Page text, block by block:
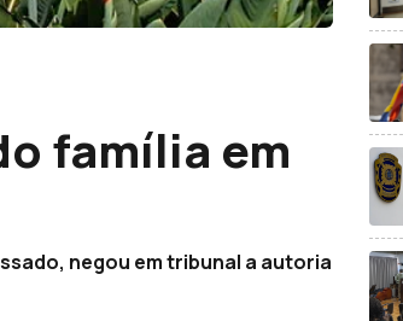
família em
negou em tribunal a autoria